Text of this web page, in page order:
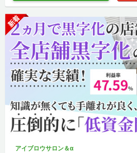
新着
アイブロウサロン＆α